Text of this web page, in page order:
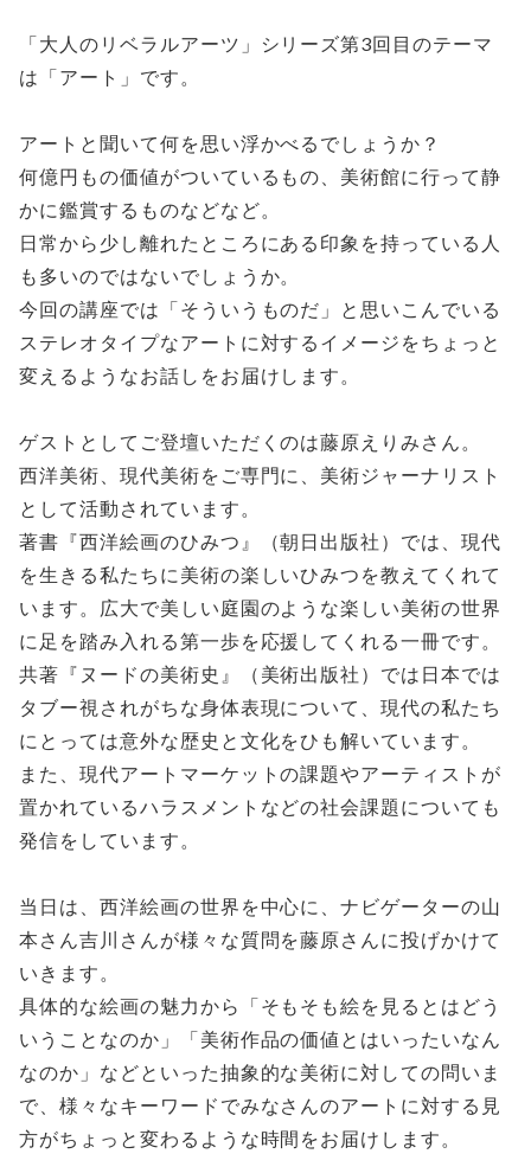
「大人のリベラルアーツ」シリーズ第3回目のテーマ
は「アート」です。
アートと聞いて何を思い浮かべるでしょうか？
何億円もの価値がついているもの、美術館に行って静
かに鑑賞するものなどなど。
日常から少し離れたところにある印象を持っている人
も多いのではないでしょうか。
今回の講座では「そういうものだ」と思いこんでいる
ステレオタイプなアートに対するイメージをちょっと
変えるようなお話しをお届けします。
ゲストとしてご登壇いただくのは藤原えりみさん。
西洋美術、現代美術をご専門に、美術ジャーナリスト
として活動されています。
著書『西洋絵画のひみつ』（朝日出版社）では、現代
を生きる私たちに美術の楽しいひみつを教えてくれて
います。広大で美しい庭園のような楽しい美術の世界
に足を踏み入れる第一歩を応援してくれる一冊です。
共著『ヌードの美術史』（美術出版社）では日本では
タブー視されがちな身体表現について、現代の私たち
にとっては意外な歴史と文化をひも解いています。
また、現代アートマーケットの課題やアーティストが
置かれているハラスメントなどの社会課題についても
発信をしています。
当日は、西洋絵画の世界を中心に、ナビゲーターの山
本さん吉川さんが様々な質問を藤原さんに投げかけて
いきます。
具体的な絵画の魅力から「そもそも絵を見るとはどう
いうことなのか」「美術作品の価値とはいったいなん
なのか」などといった抽象的な美術に対しての問いま
で、様々なキーワードでみなさんのアートに対する見
方がちょっと変わるような時間をお届けします。